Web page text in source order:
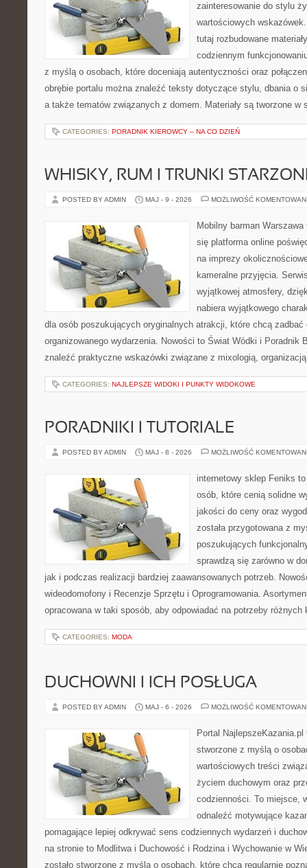
zainteresowanie do stylu
wartościowych
tutaj rozbudowane
codziennym
z myślą o osobach, które doceniają autentyczności oraz
obrębie portalu można znaleźć teksty dotyczące stylu, dbania o
a także tematów związanych z domem. Materiały są tworzone
CATEGORIES: PORADNIK KIEROWCY – NA CO DZIEŃ
WHISKY, RUM I TRUNKI
POSTED BY ADMIN MAJ - 9 - 2026 MOŻLIWOŚĆ
Mobilny barman
się platforma online
na imprezy
kameralne przyjęcia.
wyjątkowej atmosfery,
nabiera wyjątkowego
dla osób poszukujących oryginalnych atrakcji, które chcą
organizowanego wydarzenia. Nowości to Świat Wódki i Poradnik
znaleźć praktyczne wskazówki związane z mixologią,
CATEGORIES: NAJLEPSZE WIDOKI I PUNKTY WIDOKOWE
PORADNIKI I TUTORIALE
POSTED BY ADMIN MAJ - 8 - 2026 MOŻLIWOŚĆ
internetowy sklep Feniks
osób, które cenią solidne
jakości do ceny oraz
została przygotowana z
poszukujących
sprawdzą się zarówno w
jak i podczas realizacji bardziej zaawansowanych potrzeb.
wideodomofony i Recenzje Sprzętu i Oprogramowania.
opracowana w taki sposób, aby odpowiadać na potrzeby
CATEGORIES: MODA
DUCHOWNI I ICH POSŁUGA
POSTED BY ADMIN MAJ - 6 - 2026 MOŻLIWOŚĆ
Portal
stworzone z myślą o
wartościowych treści
życiem duchowym oraz
codzienności. To miejsce,
odnaleźć motywujące
pomagające lepiej odkrywać sens codziennych wydarzeń i
na stronie to Modlitwa i Duchowość i Rodzina i Wychowanie w
zostało stworzone z myślą o osobach, które chcą regularnie